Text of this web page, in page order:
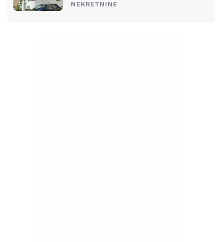
NEKRETNINE